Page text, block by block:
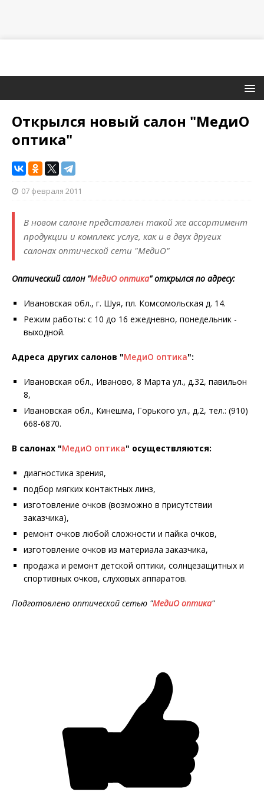
Открылся новый салон "МедиО
оптика"
07 февраля 2011
В новом салоне представлен такой же ассортимент
продукции и комплекс услуг, как и в двух других
салонах оптической сети "МедиО"
Оптический салон "МедиО оптика" открылсяпо адресу:
Ивановская обл., г. Шуя, пл. Комсомольская д. 14.
Режим работы: с 10 до 16 ежедневно, понедельник -
выходной.
Адреса других салонов "МедиО оптика":
Ивановская обл., Иваново, 8 Марта ул., д.32, павильон
8,
Ивановская обл., Кинешма, Горького ул., д.2, тел.: (910)
668-6870.
В салонах "МедиО оптика" осуществляются:
диагностика зрения,
подбор мягких контактных линз,
изготовление очков (возможно в присутствии
заказчика),
ремонт очков любой сложности и пайка очков,
изготовление очков из материала заказчика,
продажа и ремонт детской оптики, солнцезащитных и
спортивных очков, слуховых аппаратов.
Подготовлено оптической сетью "МедиО оптика"